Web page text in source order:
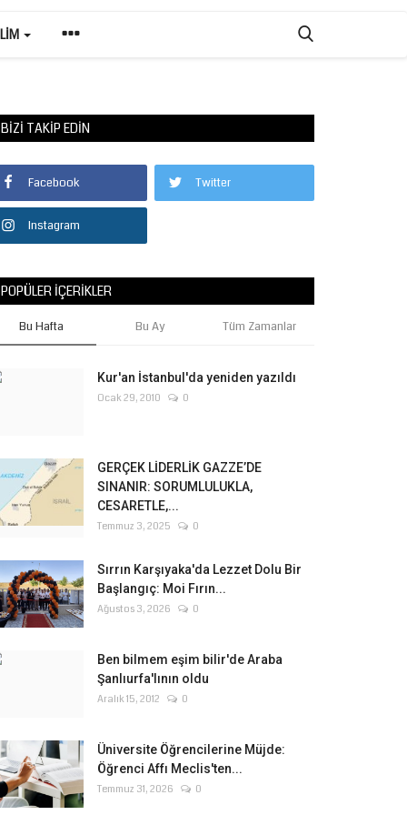
BIZI TAKIP EDIN
Facebook Twitter
Instagram
POPÜLER İÇERIKLER
Bu Hafta Bu Ay Tüm Zamanlar
Kur'an İstanbul'da yeniden yazıldı
Ocak 29, 2010 0
GERÇEK LİDERLİK GAZZE’DE
SINANIR: SORUMLULUKLA,
CESARETLE,...
Temmuz 3, 2025 0
Sırrın Karşıyaka'da Lezzet Dolu Bir
Başlangıç: Moi Fırın...
Ağustos 3, 2026 0
Ben bilmem eşim bilir'de Araba
Şanlıurfa'lının oldu
Aralık 15, 2012 0
Üniversite Öğrencilerine Müjde:
Öğrenci Affı Meclis'ten...
Temmuz 31, 2026 0